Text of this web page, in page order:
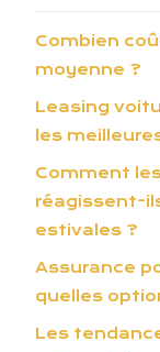
Combien
moyenne ?
Leasing
les
Comment
réagissent-
estivales ?
Assurance
quelles
Les